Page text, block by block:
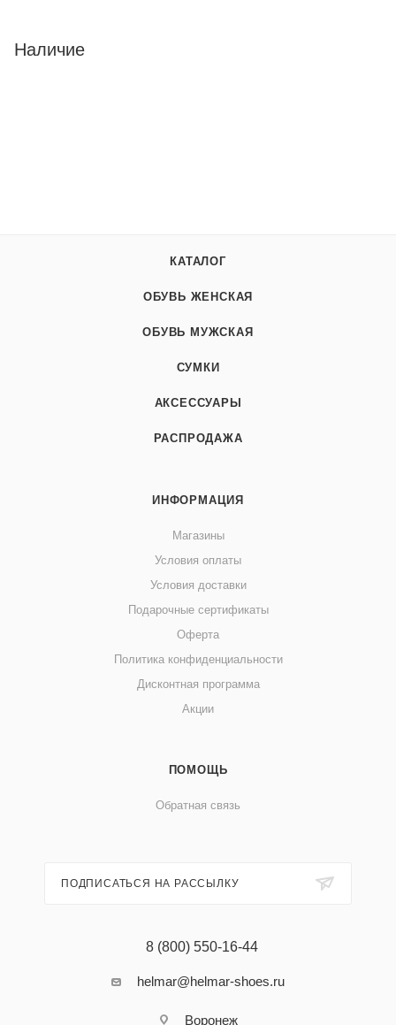
Наличие
КАТАЛОГ
ОБУВЬ ЖЕНСКАЯ
ОБУВЬ МУЖСКАЯ
СУМКИ
АКСЕССУАРЫ
РАСПРОДАЖА
ИНФОРМАЦИЯ
Магазины
Условия оплаты
Условия доставки
Подарочные сертификаты
Оферта
Политика конфиденциальности
Дисконтная программа
Акции
ПОМОЩЬ
Обратная связь
ПОДПИСАТЬСЯ НА РАССЫЛКУ
8 (800) 550-16-44
helmar@helmar-shoes.ru
Воронеж